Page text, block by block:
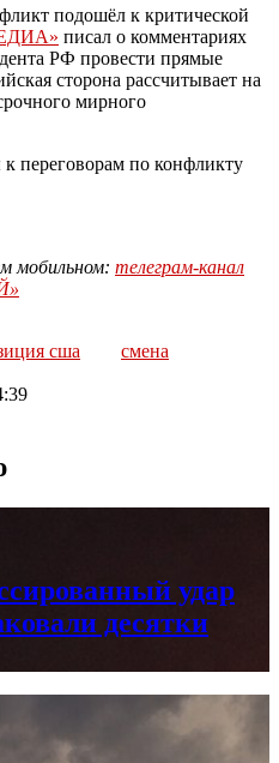
подошёл к критической
писал о комментариях
РФ провести прямые
сторона рассчитывает на
мирного
по конфликту
мобильном: телеграм-канал
сша
смена
удар
десятки